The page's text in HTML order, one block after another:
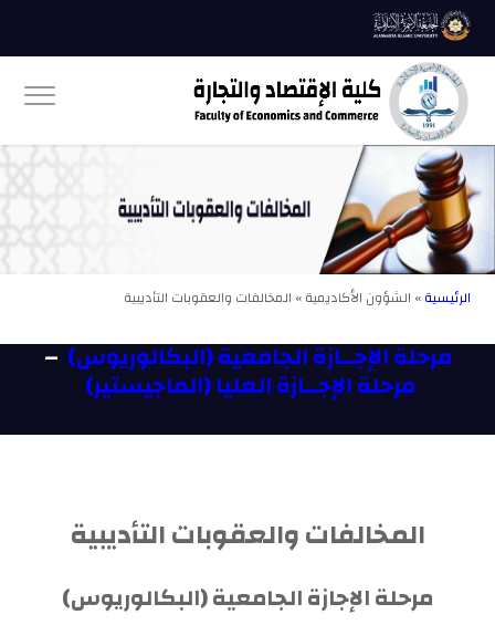
الرئيسية» الشؤون الأكاديمية » المخالفات والعقوبات التأديبية
مرحلة الإجــازة الجامعية (البكالوريوس)–
مرحلة الإجــازة العليا (الماجيستير)
المخالفات والعقوبات التأديبية
مرحلة الإجازة الجامعية (البكالوريوس)